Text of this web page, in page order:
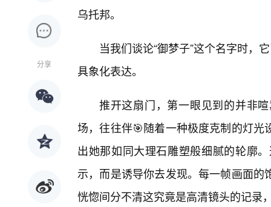
分享
乌托邦。
当我们谈论“御梦子”这个名字时，
具象化表达。
推开这扇门，第一眼见到的并非
场，往往伴🎯随着一种极度克制的灯
出她那如同大理石雕塑般细腻的轮廓
示，而是诱导你去发现。每一帧画面
恍惚间分不清这究竟是高清镜头的记录